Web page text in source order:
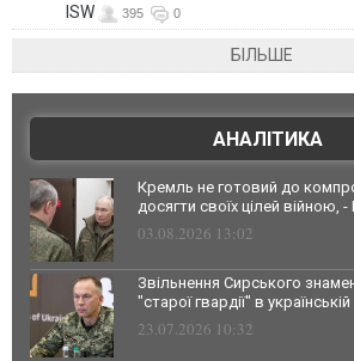
ISW
395 0
БІЛЬШЕ
АНАЛІТИКА
Кремль не готовий до
досягти своїх цілей війною,
03.08.2026 13:02
Звільнення Сирського
"старої гвардії" в
23.07.2026 10:32